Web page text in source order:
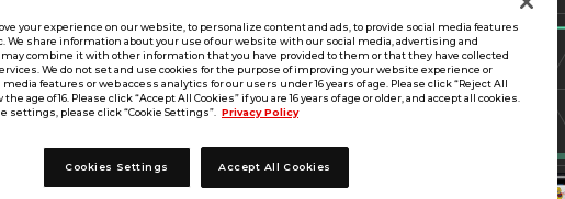
your experience on our website, to personalize content and ads, to provide social media features
We share information about your use of our website with our social media, advertising and
combine it with other information that you have provided to them or that they have collected
We do not set and use cookies for the purpose of improving your website experience or
features or web access analytics for our users under 16 years of age. Please click “Reject All
age of 16. Please click “Accept All Cookies” if you are 16 years of age or older, and accept all cookies.
settings, please click “Cookie Settings”.
Privacy Policy
Cookies Settings Accept All Cookies